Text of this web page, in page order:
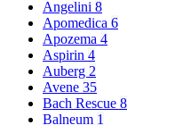
Angelini 8
Apomedica 6
Apozema 4
Aspirin 4
Auberg 2
Avene 35
Bach Rescue 8
Balneum 1